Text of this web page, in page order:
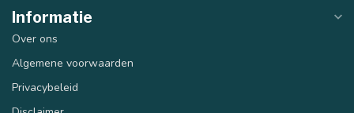
Informatie
Over ons
Algemene voorwaarden
Privacybeleid